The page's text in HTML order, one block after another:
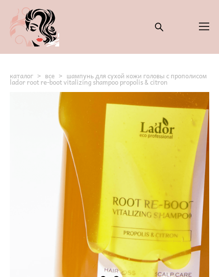
каталог > все > шампунь для сухой кожи головы с прополисом
lador root re-boot vitalizing shampoo propolis & citron